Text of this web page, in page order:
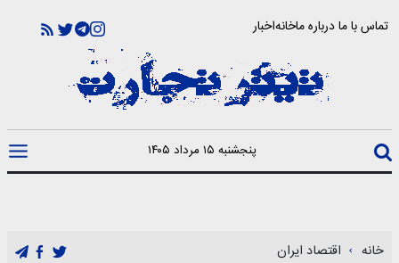
تماس با مادرباره ماخانهاخبار
پنجشنبه ۱۵ مرداد ۱۴۰۵
خانه اقتصاد ایران